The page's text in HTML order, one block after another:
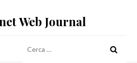
Web Journal
per: